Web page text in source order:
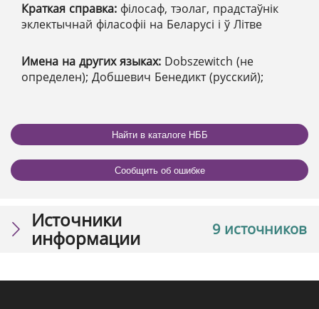
Краткая справка: філосаф, тэолаг, прадстаўнік
эклектычнай філасофіі на Беларусі і ў Літве
Имена на других языках: Dobszewitch (не
определен); Добшевич Бенедикт (русский);
Найти в каталоге НББ
Сообщить об ошибке
9 источников
Источники
информации